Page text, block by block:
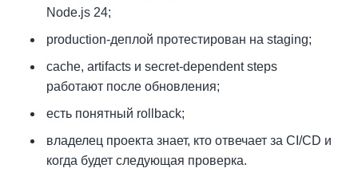
Node.js 24;
production-деплой протестирован на staging;
cache, artifacts и secret-dependent steps
работают после обновления;
есть понятный rollback;
владелец проекта знает, кто отвечает за CI/CD и
когда будет следующая проверка.